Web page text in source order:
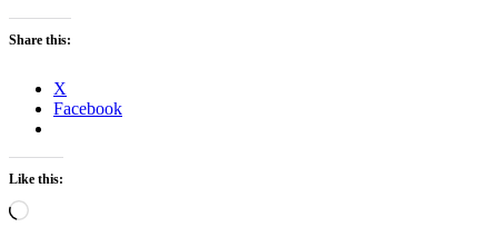
Share this:
X
Facebook
Like this:
Loading…